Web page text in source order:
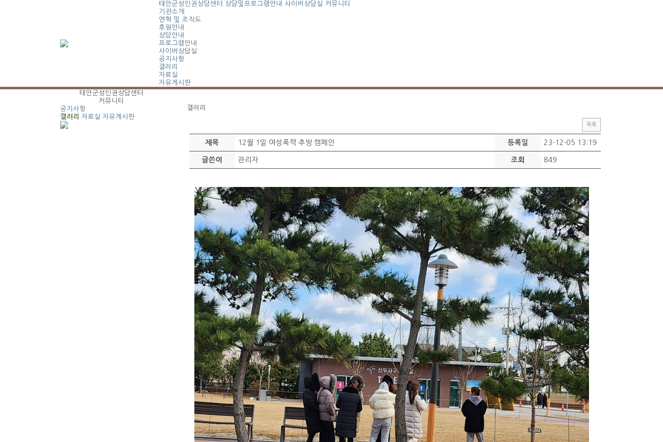
태안군성인권상담센터 상담및프로그램안내 사이버상담실 커뮤니티
기관소개
연혁 및 조직도
후원안내
상담안내
프로그램안내
사이버상담실
공지사항
갤러리
자료실
자유게시판
태안군성인권상담센터
커뮤니티
공지사항
갤러리
자료실 자유게시판
갤러리
목록
제목 12월 1일 여성폭력 추방 캠페인 등록일 23-12-05 13:19
글쓴이 관리자 조회 849